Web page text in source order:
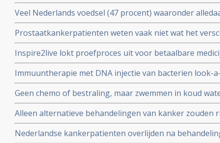
Parool
Veel Nederlands voedsel (47 procent) waaronder
cornflakes, pasta en hagelslag is besmet met minerale
kanker veroorzaken.
Prostaatkankerpatienten weten vaak niet wat het
behandelingsopties voor hun eigen situatie met niet
realiseren zich onvoldoende wat de verschillende
zijn
Inspire2live lokt proefproces uit voor betaalbare
patentrecht: wat gaat voor?
Immuuntherapie met DNA injectie van bacterien look-
melanomen geeft uitstekende resultaten in
activering van immuunsysteem
Geen chemo of bestraling, maar zwemmen in koud
kiezen voor niet toxische aanpak, door NRC
Alleen alternatieve behandelingen van kanker zouden
hoger maken dan reguliere behandelingen.
Nederlandse kankerpatienten overlijden na